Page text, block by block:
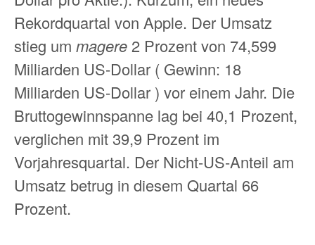
Rekordquartal von Apple. Der Umsatz
stieg um magere2 Prozent von 74,599
Milliarden US-Dollar ( Gewinn: 18
Milliarden US-Dollar ) vor einem Jahr. Die
Bruttogewinnspanne lag bei 40,1 Prozent,
verglichen mit 39,9 Prozent im
Vorjahresquartal. Der Nicht-US-Anteil am
Umsatz betrug in diesem Quartal 66
Prozent.